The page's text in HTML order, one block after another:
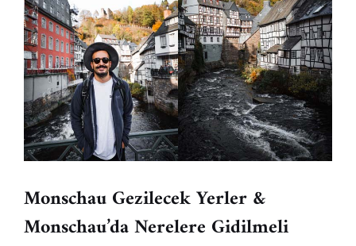
Monschau Gezilecek Yerler &
Monschau’da Nerelere Gidilmeli